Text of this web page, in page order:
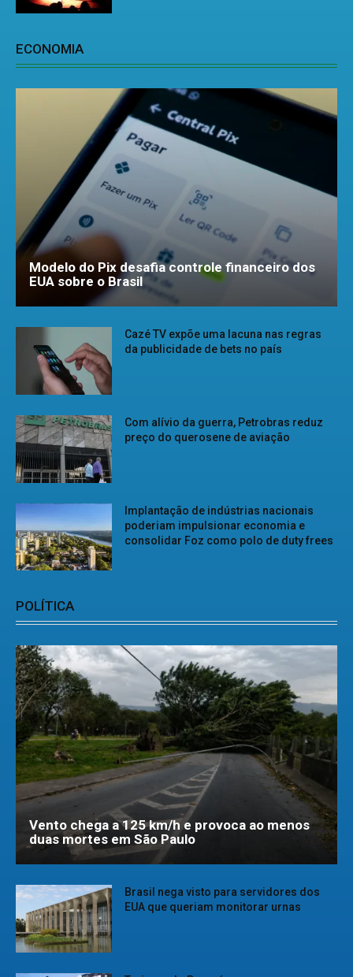
ECONOMIA
Modelo do Pix desafia controle financeiro dos
EUA sobre o Brasil
Cazé TV expõe uma lacuna nas regras
da publicidade de bets no país
Com alívio da guerra, Petrobras reduz
preço do querosene de aviação
Implantação de indústrias nacionais
poderiam impulsionar economia e
consolidar Foz como polo de duty frees
POLÍTICA
Vento chega a 125 km/h e provoca ao menos
duas mortes em São Paulo
Brasil nega visto para servidores dos
EUA que queriam monitorar urnas